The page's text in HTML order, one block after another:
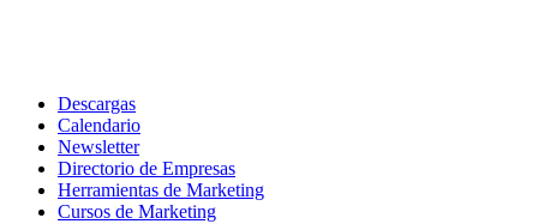
Descargas
Calendario
Newsletter
Directorio de Empresas
Herramientas de Marketing
Cursos de Marketing